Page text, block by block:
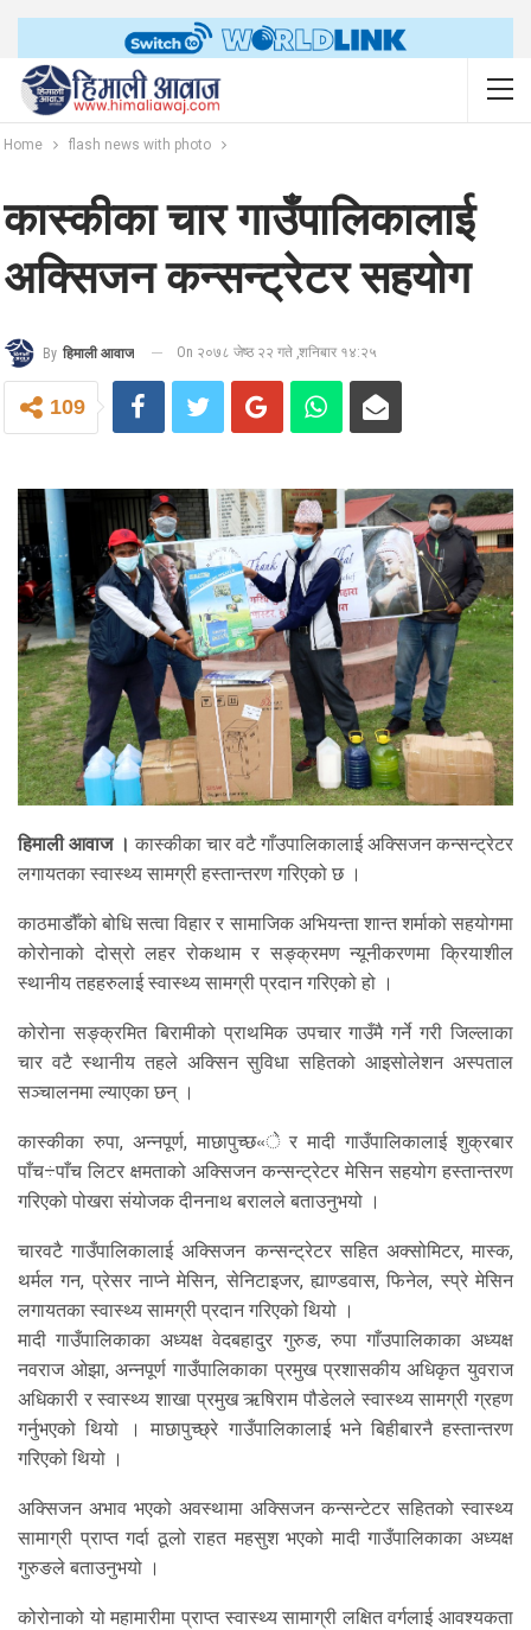
Home flash news with photo
कास्कीका चार गाउँपालिकालाई
अक्सिजन कन्सन्ट्रेटर सहयोग
By हिमाली आवाज On २०७८ जेष्ठ २२ गते ,शनिबार १४:२५
109
हिमाली आवाज । कास्कीका चार वटै गाँउपालिकालाई अक्सिजन कन्सन्ट्रेटर
लगायतका स्वास्थ्य सामग्री हस्तान्तरण गरिएको छ ।
काठमाडौँको बोधि सत्वा विहार र सामाजिक अभियन्ता शान्त शर्माको सहयोगमा
कोरोनाको दोस्रो लहर रोकथाम र सङ्क्रमण न्यूनीकरणमा क्रियाशील
स्थानीय तहहरुलाई स्वास्थ्य सामग्री प्रदान गरिएको हो ।
कोरोना सङ्क्रमित बिरामीको प्राथमिक उपचार गाउँमै गर्ने गरी जिल्लाका
चार वटै स्थानीय तहले अक्सिन सुविधा सहितको आइसोलेशन अस्पताल
सञ्चालनमा ल्याएका छन् ।
कास्कीका रुपा, अन्नपूर्ण, माछापुच्छ«े र मादी गाउँपालिकालाई शुक्रबार
पाँच÷पाँच लिटर क्षमताको अक्सिजन कन्सन्ट्रेटर मेसिन सहयोग हस्तान्तरण
गरिएको पोखरा संयोजक दीननाथ बरालले बताउनुभयो ।
चारवटै गाउँपालिकालाई अक्सिजन कन्सन्ट्रेटर सहित अक्सोमिटर, मास्क,
थर्मल गन, प्रेसर नाप्ने मेसिन, सेनिटाइजर, ह्याण्डवास, फिनेल, स्प्रे मेसिन
लगायतका स्वास्थ्य सामग्री प्रदान गरिएको थियो ।
मादी गाउँपालिकाका अध्यक्ष वेदबहादुर गुरुङ, रुपा गाँउपालिकाका अध्यक्ष
नवराज ओझा, अन्नपूर्ण गाउँपालिकाका प्रमुख प्रशासकीय अधिकृत युवराज
अधिकारी र स्वास्थ्य शाखा प्रमुख ऋषिराम पौडेलले स्वास्थ्य सामग्री ग्रहण
गर्नुभएको थियो । माछापुच्छ्रे गाउँपालिकालाई भने बिहीबारनै हस्तान्तरण
गरिएको थियो ।
अक्सिजन अभाव भएको अवस्थामा अक्सिजन कन्सन्टेटर सहितको स्वास्थ्य
सामाग्री प्राप्त गर्दा ठूलो राहत महसुश भएको मादी गाउँपालिकाका अध्यक्ष
गुरुङले बताउनुभयो ।
कोरोनाको यो महामारीमा प्राप्त स्वास्थ्य सामाग्री लक्षित वर्गलाई आवश्यकता